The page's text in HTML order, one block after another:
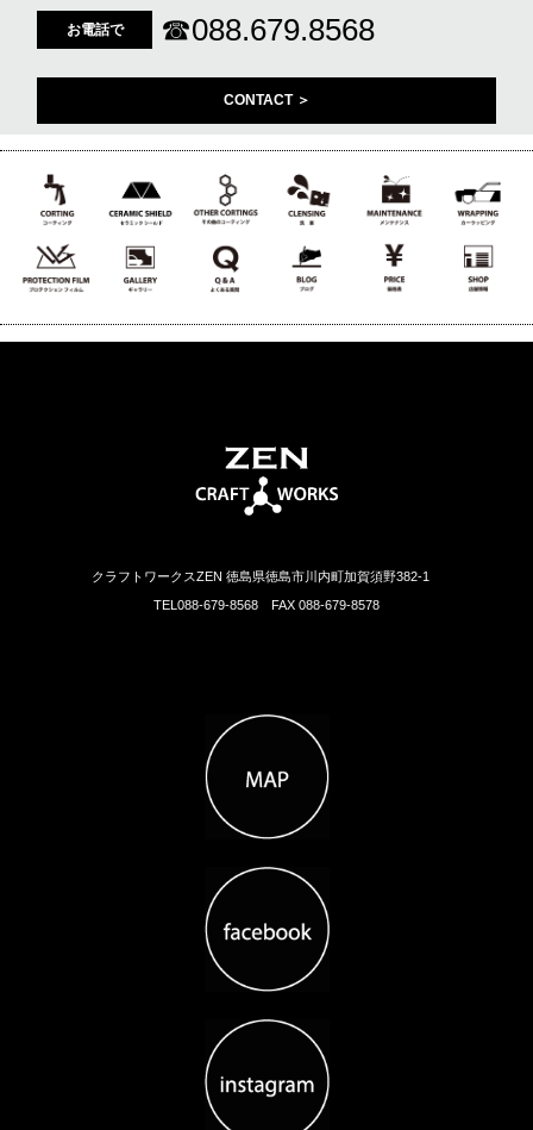
お電話で ☎088.679.8568
CONTACT ＞
クラフトワークスZEN 徳島県徳島市川内町加賀須野382-1
TEL088-679-8568 FAX 088-679-8578